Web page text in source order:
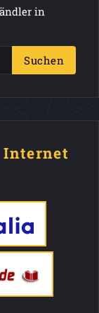
in
Suchen
Internet